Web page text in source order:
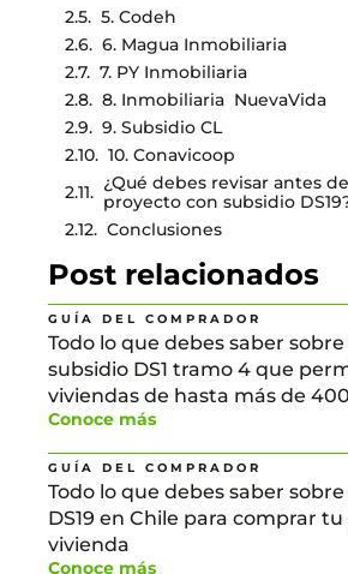
5. Codeh
6. Magua Inmobiliaria
7. PY Inmobiliaria
8. Inmobiliaria NuevaVida
9. Subsidio CL
10. Conavicoop
¿Qué debes revisar antes
proyecto con subsidio
Conclusiones
Post relacionados
GUÍA DEL COMPRADOR
Todo lo que debes saber
subsidio DS1 tramo 4 que
viviendas de hasta más de
Conoce más
GUÍA DEL COMPRADOR
Todo lo que debes saber
DS19 en Chile para comprar
vivienda
Conoce más